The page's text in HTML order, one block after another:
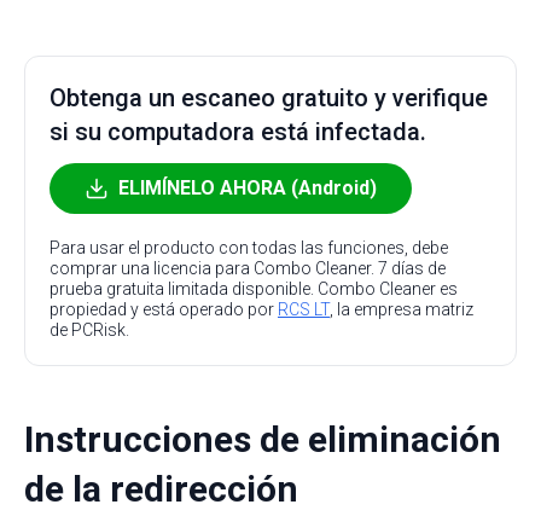
Obtenga un escaneo gratuito y verifique
si su computadora está infectada.
ELIMÍNELO AHORA (Android)
Para usar el producto con todas las funciones, debe
comprar una licencia para Combo Cleaner. 7 días de
prueba gratuita limitada disponible. Combo Cleaner es
propiedad y está operado por RCS LT, la empresa matriz
de PCRisk.
Instrucciones de eliminación
de la redirección